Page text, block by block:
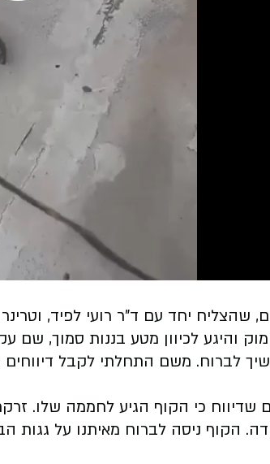
Video
שהצליח יחד עם ד"ר רועי לפיד,
והיגע לכיוון מטע בננות סמוך, שם
לברוח. משם התחלתי לקבל דיווחים
כי הקוף הגיע לחממה שלו.
הקוף ניסה לברוח מאיתנו על